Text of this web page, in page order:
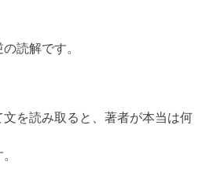
読解です。
文を読み取ると、著者が本当は何